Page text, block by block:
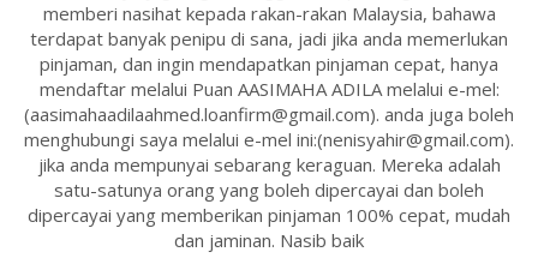
memberi nasihat kepada rakan-rakan Malaysia, bahawa
terdapat banyak penipu di sana, jadi jika anda memerlukan
pinjaman, dan ingin mendapatkan pinjaman cepat, hanya
mendaftar melalui Puan AASIMAHA ADILA melalui e-mel:
(aasimahaadilaahmed.loanfirm@gmail.com). anda juga boleh
menghubungi saya melalui e-mel ini:(nenisyahir@gmail.com).
jika anda mempunyai sebarang keraguan. Mereka adalah
satu-satunya orang yang boleh dipercayai dan boleh
dipercayai yang memberikan pinjaman 100% cepat, mudah
dan jaminan. Nasib baik